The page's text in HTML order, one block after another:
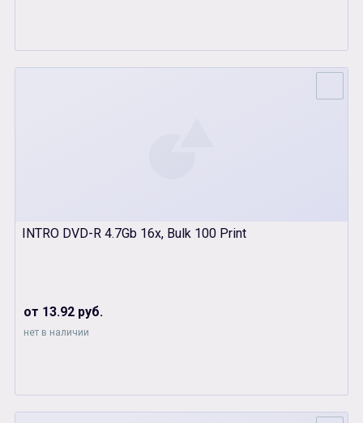
INTRO DVD-R 4.7Gb 16х, Bulk 100 Print
от 13.92 руб.
нет в наличии